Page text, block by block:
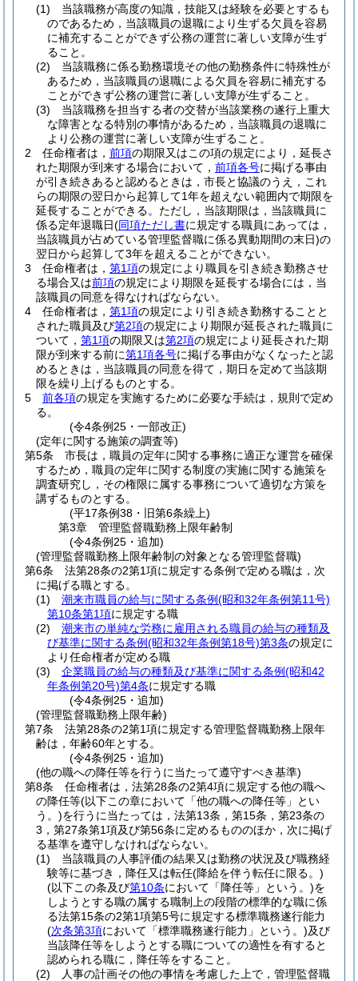
(1)
当該職務が高度の知識，技能又は経験を必要とするも
のであるため，当該職員の退職により生ずる欠員を容易
に補充することができず公務の運営に著しい支障が生ず
ること。
(2)
当該職務に係る勤務環境その他の勤務条件に特殊性が
あるため，当該職員の退職による欠員を容易に補充する
ことができず公務の運営に著しい支障が生ずること。
(3)
当該職務を担当する者の交替が当該業務の遂行上重大
な障害となる特別の事情があるため，当該職員の退職に
より公務の運営に著しい支障が生ずること。
2
任命権者は， 前項の期限又はこの項の規定により，延長さ
れた期限が到来する場合において， 前項各号に掲げる事由
が引き続きあると認めるときは，市長と協議のうえ，これ
らの期限の翌日から起算して1年を超えない範囲内で期限を
延長することができる。 ただし，当該期限は，当該職員に
係る定年退職日(同項ただし書に規定する職員にあっては，
当該職員が占めている管理監督職に係る異動期間の末日)の
翌日から起算して3年を超えることができない。
3
任命権者は， 第1項の規定により職員を引き続き勤務させ
る場合又は前項の規定により期限を延長する場合には，当
該職員の同意を得なければならない。
4
任命権者は， 第1項の規定により引き続き勤務することと
された職員及び第2項の規定により期限が延長された職員に
ついて， 第1項の期限又は第2項の規定により延長された期
限が到来する前に第1項各号に掲げる事由がなくなったと認
めるときは，当該職員の同意を得て，期日を定めて当該期
限を繰り上げるものとする。
5
前各項の規定を実施するために必要な手続は，規則で定め
る。
(令4条例25・一部改正)
(定年に関する施策の調査等)
第5条
市長は，職員の定年に関する事務に適正な運営を確保
するため，職員の定年に関する制度の実施に関する施策を
調査研究し，その権限に属する事務について適切な方策を
講ずるものとする。
(平17条例38・旧第6条繰上)
第3章
管理監督職勤務上限年齢制
(令4条例25・追加)
(管理監督職勤務上限年齢制の対象となる管理監督職)
第6条
法第28条の2第1項に規定する条例で定める職は，次
に掲げる職とする。
(1)
潮来市職員の給与に関する条例(昭和32年条例第11号)
第10条第1項に規定する職
(2)
潮来市の単純な労務に雇用される職員の給与の種類及
び基準に関する条例(昭和32年条例第18号)第3条の規定に
より任命権者が定める職
(3)
企業職員の給与の種類及び基準に関する条例(昭和42
年条例第20号)第4条に規定する職
(令4条例25・追加)
(管理監督職勤務上限年齢)
第7条
法第28条の2第1項に規定する管理監督職勤務上限年
齢は，年齢60年とする。
(令4条例25・追加)
(他の職への降任等を行うに当たって遵守すべき基準)
第8条
任命権者は，法第28条の2第4項に規定する他の職へ
の降任等(以下この章において「他の職への降任等」とい
う。)を行うに当たっては，法第13条，第15条，第23条の
3，第27条第1項及び第56条に定めるもののほか，次に掲げ
る基準を遵守しなければならない。
(1)
当該職員の人事評価の結果又は勤務の状況及び職務経
験等に基づき，降任又は転任(降給を伴う転任に限る。)
(以下この条及び第10条において「降任等」という。)を
しようとする職の属する職制上の段階の標準的な職に係
る法第15条の2第1項第5号に規定する標準職務遂行能力
(次条第3項において「標準職務遂行能力」という。)及び
当該降任等をしようとする職についての適性を有すると
認められる職に，降任等をすること。
(2)
人事の計画その他の事情を考慮した上で，管理監督職